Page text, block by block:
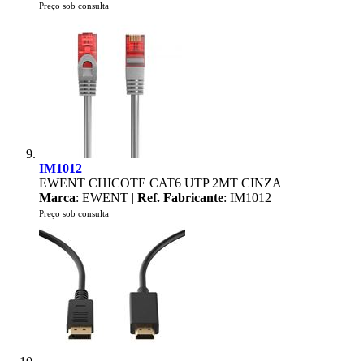
Preço sob consulta
IM1012
EWENT CHICOTE CAT6 UTP 2MT CINZA
Marca: EWENT | Ref. Fabricante: IM1012
Preço sob consulta